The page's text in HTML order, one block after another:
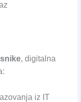
, digitalna
iz IT